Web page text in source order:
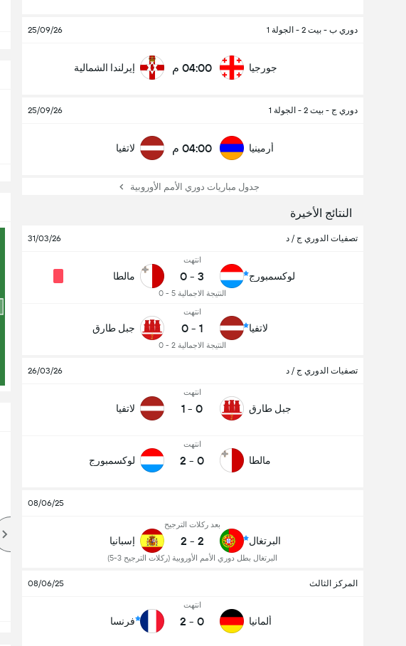
دوري ب - بيت 2 - الجولة 1 25/09/26
جورجيا 04:00 م إيرلندا الشمالية
دوري ج - بيت 2 - الجولة 1 25/09/26
أرمينيا 04:00 م لاتفيا
جدول مباريات دوري الأمم الأوروبية
النتائج الأخيرة
تصفيات الدوري ج / د 31/03/26
لوكسمبورج
انتهت
3
-
0
النتيجة الاجمالية 5 - 0
مالطا
لاتفيا
انتهت
1
-
0
النتيجة الاجمالية 2 - 0
جبل طارق
تصفيات الدوري ج / د 26/03/26
جبل طارق
انتهت
0
-
1 لاتفيا
مالطا
انتهت
0
-
2 لوكسمبورج
08/06/25
البرتغال
بعد ركلات الترجيح
2
-
2
البرتغال بطل دوري الأمم الأوروبية (ركلات الترجيح 3-5)
إسبانيا
المركز الثالث 08/06/25
ألمانيا
انتهت
0
-
2 فرنسا
عدد الاهداف (2.5)